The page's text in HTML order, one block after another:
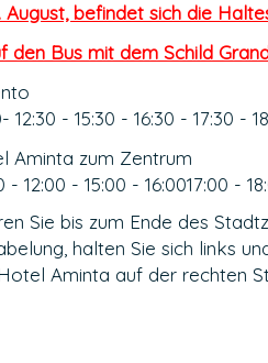
befindet sich die
den Bus mit dem Schild
12:30 - 15:30 - 16:30 - 17:30 -
Aminta zum Zentrum
- 12:00 - 15:00 - 16:0017:00 -
Sie bis zum Ende des
halten Sie sich links
Aminta auf der rechten